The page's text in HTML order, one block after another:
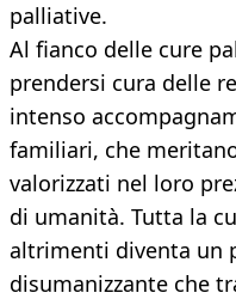
palliative.
Al fianco delle cure
prendersi cura delle
intenso
familiari, che
valorizzati nel loro
di umanità. Tutta la
altrimenti diventa un
disumanizzante che